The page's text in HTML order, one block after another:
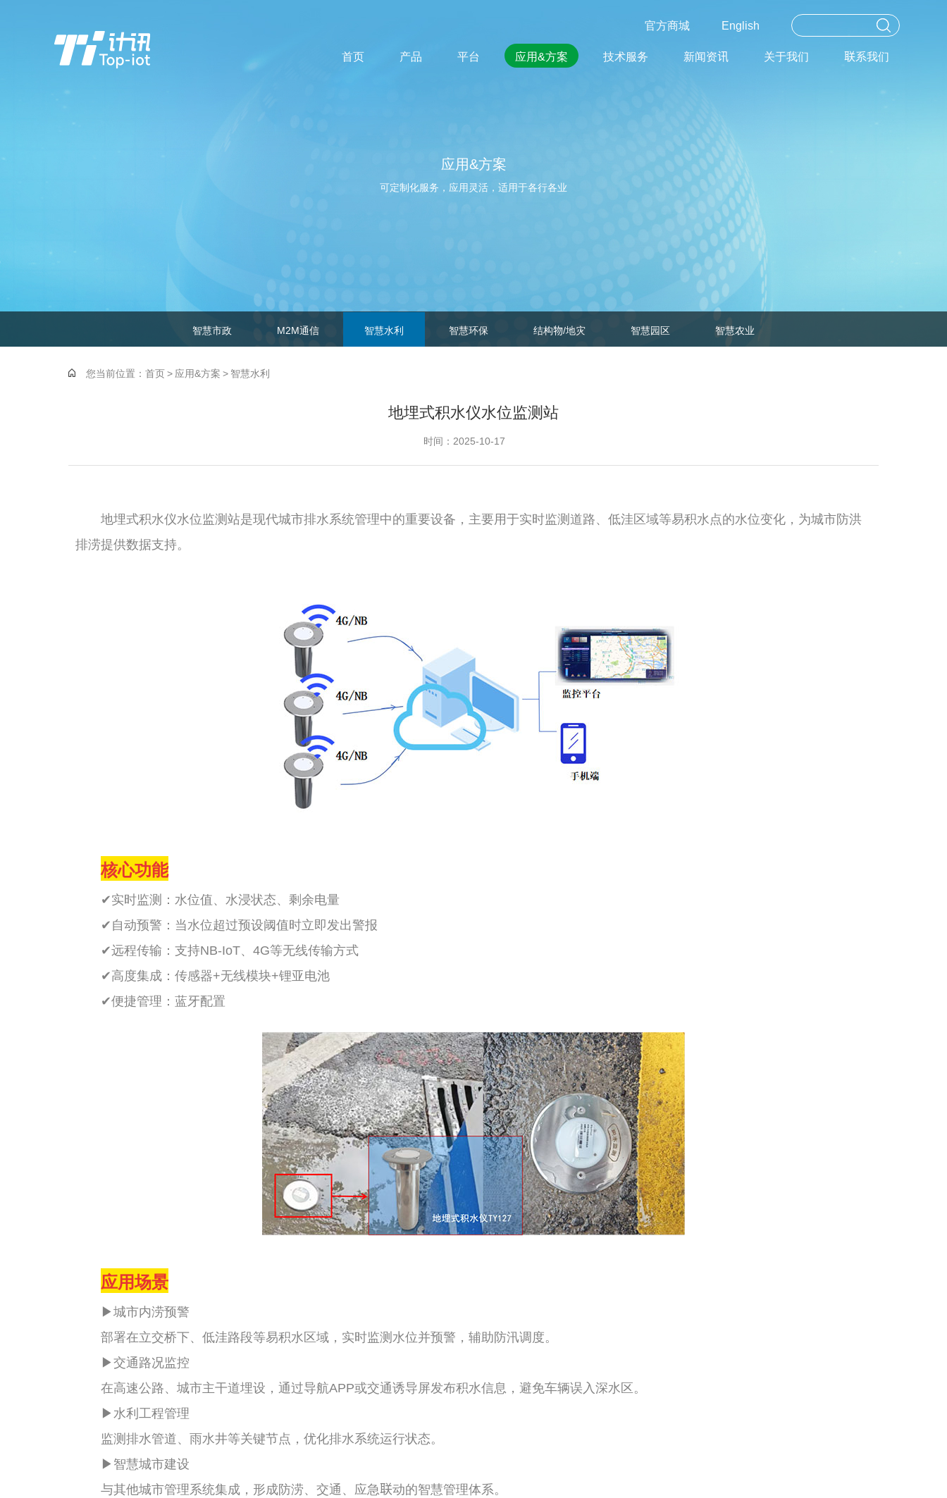
English
官方商城
首页
产品 平台 应用&方案 技术服务 新闻资讯 关于我们 联系我们
应用&方案
可定制化服务，应用灵活，适用于各行各业
智慧市政 M2M通信 智慧水利 智慧环保 结构物/地灾 智慧园区 智慧农业
您当前位置： 首页> 应用&方案 > 智慧水利
地埋式积水仪水位监测站
时间：2025-10-17
地埋式积水仪水位监测站是现代城市排水系统管理中的重要设备，主要用于实时监测道路、低洼区域等易积水点的水位变化，为城市防洪
排涝提供数据支持。
核心功能
‌✔实时监测‌：水位值、水浸状态、剩余电量
✔自动预警‌：当水位超过预设阈值时立即发出警报
✔远程传输‌：支持NB-IoT、4G等无线传输方式
✔高度集成：传感器+无线模块+锂亚电池
✔便捷管理：蓝牙配置
应用场景
▶城市内涝预警
部署在立交桥下、低洼路段等易积水区域，实时监测水位并预警，辅助防汛调度。
▶交通路况监控
在高速公路、城市主干道埋设，通过导航APP或交通诱导屏发布积水信息，避免车辆误入深水区。
▶水利工程管理
监测排水管道、雨水井等关键节点，优化排水系统运行状态。
▶智慧城市建设
与其他城市管理系统集成，形成防涝、交通、应急联动的智慧管理体系。